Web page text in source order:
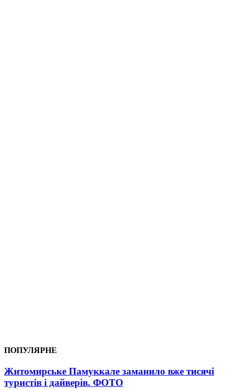
ПОПУЛЯРНЕ
Житомирське Памуккале заманило вже тисячі
туристів і дайверів. ФОТО